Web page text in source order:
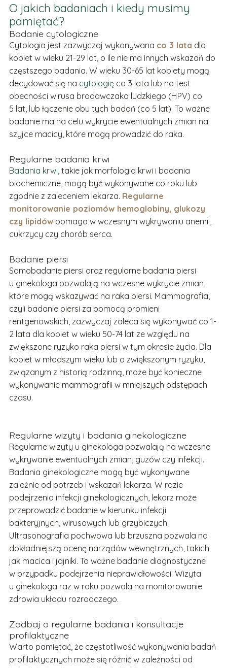
O jakich badaniach i kiedy musimy
pamiętać?
Badanie cytologiczne
Cytologia jest zazwyczaj wykonywana co 3 lata dla
kobiet w wieku 21-29 lat, o ile nie ma innych wskazań do
częstszego badania. W wieku 30-65 lat kobiety mogą
decydować się na cytologięco 3 lata lub na test
obecności wirusa brodawczaka ludzkiego (HPV) co
5 lat, lub łączenie obu tych badań (co 5 lat). To ważne
badanie ma na celu wykrycie ewentualnych zmian na
szyjce macicy, które mogą prowadzić do raka.
Regularne badania krwi
Badania krwi , takie jak morfologia krwi i badania
biochemiczne, mogą być wykonywane co roku lub
zgodnie z zaleceniem lekarza. Regularne
monitorowanie poziomów hemoglobiny, glukozy
czy lipidówpomaga w wczesnym wykrywaniu anemii,
cukrzycy czy chorób serca.
Badanie piersi
Samobadanie piersi oraz regularne badania piersi
u ginekologa pozwalają na wczesne wykrycie zmian,
które mogą wskazywać na raka piersi. Mammografia,
czyli badanie piersi za pomocą promieni
rentgenowskich, zazwyczaj zaleca się wykonywać co 1-
2 lata dla kobiet w wieku 50-74 lat ze względu na
zwiększone ryzyko raka piersi w tym okresie życia. Dla
kobiet w młodszym wieku lub o zwiększonym ryzyku,
związanym z historią rodzinną, może być konieczne
wykonywanie mammografii w mniejszych odstępach
czasu.
Regularne wizyty i badania ginekologiczne
Regularne wizyty u ginekologa pozwalają na wczesne
wykrywanie ewentualnych zmian, guzów czy infekcji.
Badania ginekologiczne mogą być wykonywane
zależnie od potrzeb i wskazań lekarza. W razie
podejrzenia infekcji ginekologicznych, lekarz może
przeprowadzić badanie w kierunku infekcji
bakteryjnych, wirusowych lub grzybiczych.
Ultrasonografia pochwowa lub brzuszna pozwala na
dokładniejszą ocenę narządów wewnętrznych, takich
jak macica i jajniki. To ważne badanie diagnostyczne
w przypadku podejrzenia nieprawidłowości. Wizyta
u ginekologa raz w roku pozwala na monitorowanie
zdrowia układu rozrodczego.
Zadbaj o regularne badania i konsultacje
profilaktyczne
Warto pamiętać, że częstotliwość wykonywania badań
profilaktycznych może się różnić w zależności od